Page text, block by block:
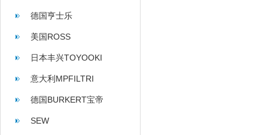
德国亨士乐
HENGSTLER
美国ROSS
日本丰兴TOYOOKI
意大利MPFILTRI
德国BURKERT宝帝
SEW